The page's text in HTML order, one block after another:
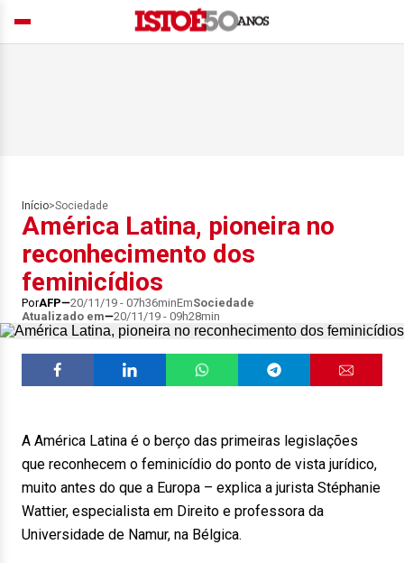
Início>Sociedade
América Latina, pioneira no
reconhecimento dos
feminicídios
PorAFP 20/11/19 - 07h36minEmSociedade
Atualizado em
20/11/19 - 09h28min
A América Latina é o berço das primeiras legislações
que reconhecem o feminicídio do ponto de vista jurídico,
muito antes do que a Europa – explica a jurista Stéphanie
Wattier, especialista em Direito e professora da
Universidade de Namur, na Bélgica.